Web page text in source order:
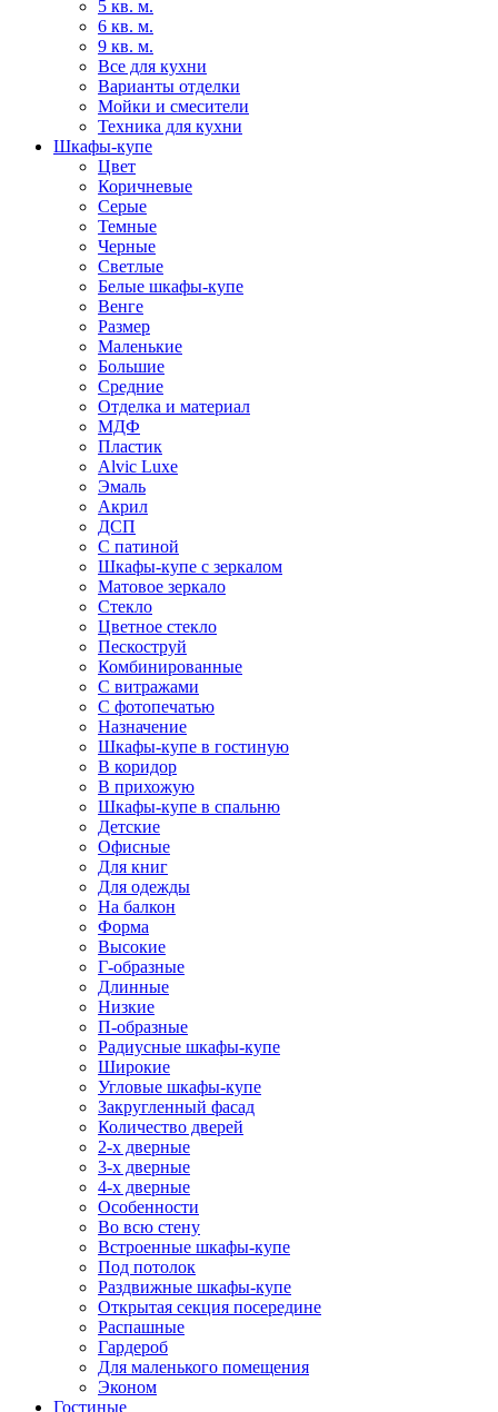
5 кв. м.
6 кв. м.
9 кв. м.
Все для кухни
Варианты отделки
Мойки и смесители
Техника для кухни
Шкафы-купе
Цвет
Коричневые
Серые
Темные
Черные
Светлые
Белые шкафы-купе
Венге
Размер
Маленькие
Большие
Средние
Отделка и материал
МДФ
Пластик
Alvic Luxe
Эмаль
Акрил
ДСП
С патиной
Шкафы-купе с зеркалом
Матовое зеркало
Стекло
Цветное стекло
Пескоструй
Комбинированные
С витражами
С фотопечатью
Назначение
Шкафы-купе в гостиную
В коридор
В прихожую
Шкафы-купе в спальню
Детские
Офисные
Для книг
Для одежды
На балкон
Форма
Высокие
Г-образные
Длинные
Низкие
П-образные
Радиусные шкафы-купе
Широкие
Угловые шкафы-купе
Закругленный фасад
Количество дверей
2-х дверные
3-х дверные
4-х дверные
Особенности
Во всю стену
Встроенные шкафы-купе
Под потолок
Раздвижные шкафы-купе
Открытая секция посередине
Распашные
Гардероб
Для маленького помещения
Эконом
Гостиные